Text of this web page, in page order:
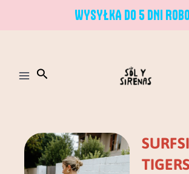
WYSYŁKA DO 5 DNI
Szukaj